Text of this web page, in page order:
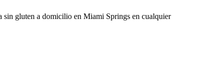
sin gluten a domicilio en Miami Springs en cualquier